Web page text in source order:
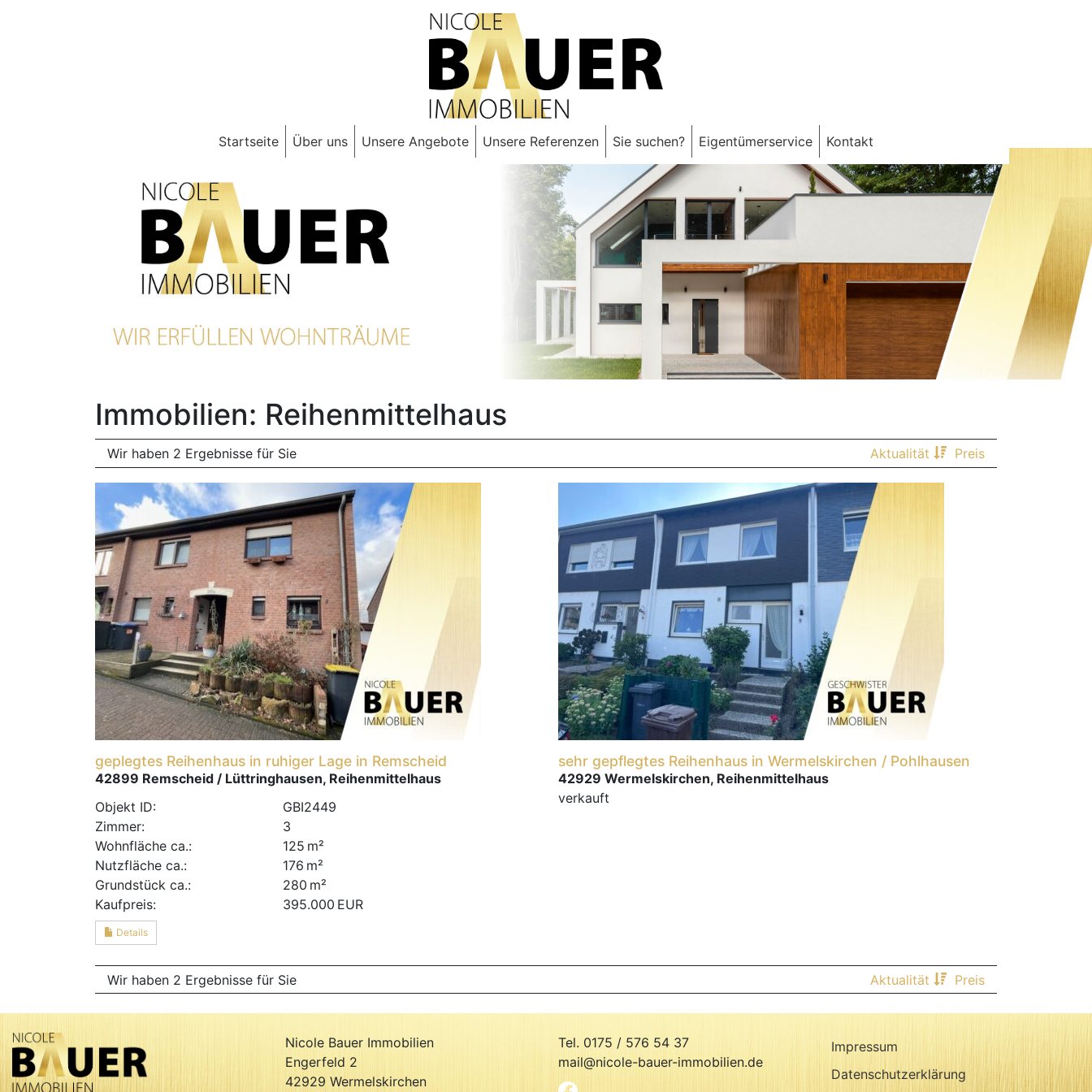
Startseite Über uns Unsere Angebote Unsere Referenzen Sie suchen? Eigentümerservice Kontakt
Immobilien: Reihenmittelhaus
Wir haben 2 Ergebnisse für Sie Aktualität Preis
geplegtes Reihenhaus in ruhiger Lage in Remscheid
42899 Remscheid / Lüttringhausen, Reihenmittelhaus
Objekt ID:
GBI2449
Zimmer:
3
Wohnfläche ca.:
125 m²
Nutzfläche ca.:
176 m²
Grund­stück ca.:
280 m²
Kaufpreis:
395.000 EUR
Details
sehr gepflegtes Reihenhaus in Wermelskirchen / Pohlhausen
42929 Wermelskirchen, Reihenmittelhaus
verkauft
Wir haben 2 Ergebnisse für Sie Aktualität Preis
Nicole Bauer Immobilien
Engerfeld 2
42929 Wermelskirchen
Tel. 0175 / 576 54 37
mail@nicole-bauer-immobilien.de
Impressum
Datenschutzerklärung